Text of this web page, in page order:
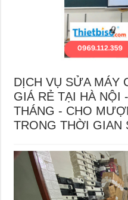
DỊCH VỤ SỬA MÁY
GIÁ RẺ TẠI HÀ NỘI
THÁNG - CHO
TRONG THỜI GIAN